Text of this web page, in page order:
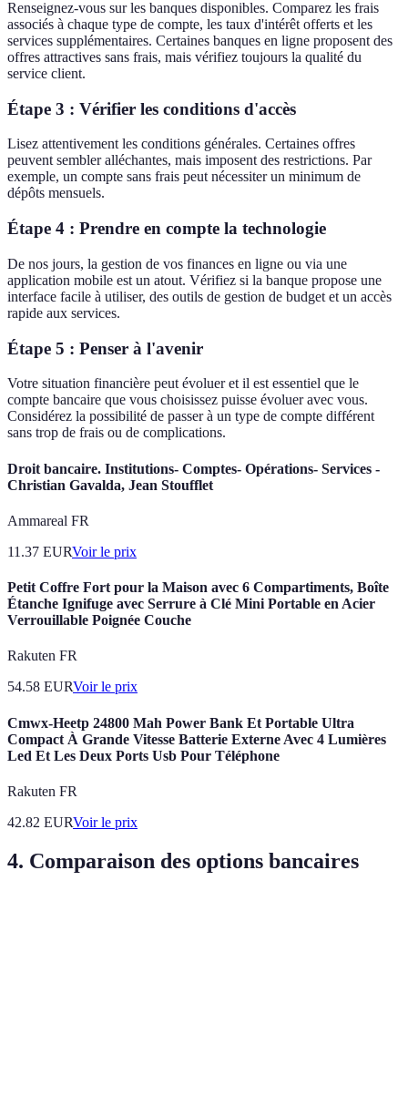
Renseignez-vous sur les banques disponibles. Comparez les frais
associés à chaque type de compte, les taux d'intérêt offerts et les
services supplémentaires. Certaines banques en ligne proposent des
offres attractives sans frais, mais vérifiez toujours la qualité du
service client.
Étape 3 : Vérifier les conditions d'accès
Lisez attentivement les conditions générales. Certaines offres
peuvent sembler alléchantes, mais imposent des restrictions. Par
exemple, un compte sans frais peut nécessiter un minimum de
dépôts mensuels.
Étape 4 : Prendre en compte la technologie
De nos jours, la gestion de vos finances en ligne ou via une
application mobile est un atout. Vérifiez si la banque propose une
interface facile à utiliser, des outils de gestion de budget et un accès
rapide aux services.
Étape 5 : Penser à l'avenir
Votre situation financière peut évoluer et il est essentiel que le
compte bancaire que vous choisissez puisse évoluer avec vous.
Considérez la possibilité de passer à un type de compte différent
sans trop de frais ou de complications.
Droit bancaire. Institutions- Comptes- Opérations- Services -
Christian Gavalda, Jean Stoufflet
Ammareal FR
11.37 EURVoir le prix
Petit Coffre Fort pour la Maison avec 6 Compartiments, Boîte
Étanche Ignifuge avec Serrure à Clé Mini Portable en Acier
Verrouillable Poignée Couche
Rakuten FR
54.58 EURVoir le prix
Cmwx-Heetp 24800 Mah Power Bank Et Portable Ultra
Compact À Grande Vitesse Batterie Externe Avec 4 Lumières
Led Et Les Deux Ports Usb Pour Téléphone
Rakuten FR
42.82 EURVoir le prix
4. Comparaison des options bancaires